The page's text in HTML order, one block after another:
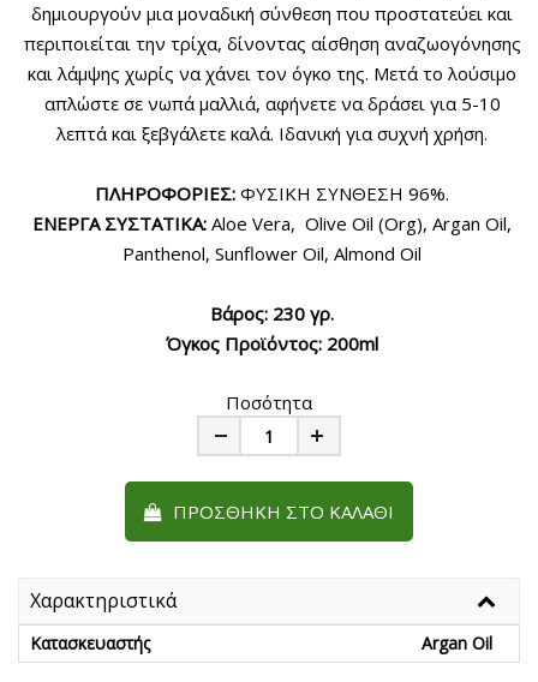
δημιουργούν μια μοναδική σύνθεση που προστατεύει και
περιποιείται την τρίχα, δίνοντας αίσθηση αναζωογόνησης
και λάμψης χωρίς να χάνει τον όγκο της. Μετά το λούσιμο
απλώστε σε νωπά μαλλιά, αφήνετε να δράσει για 5-10
λεπτά και ξεβγάλετε καλά. Ιδανική για συχνή χρήση.
ΠΛΗΡΟΦΟΡΙΕΣ: ΦΥΣΙΚΗ ΣΥΝΘΕΣΗ 96%.
ΕΝΕΡΓΑ ΣΥΣΤΑΤΙΚΑ: Aloe Vera, Olive Oil (Org), Argan Oil,
Panthenol, Sunflower Oil, Almond Oil
Βάρος: 230 γρ.
Όγκος Προϊόντος: 200ml
Ποσότητα
Plus
ΠΡΟΣΘΉΚΗ ΣΤΟ ΚΑΛΆΘΙ
Χαρακτηριστικά
Κατασκευαστής Argan Oil